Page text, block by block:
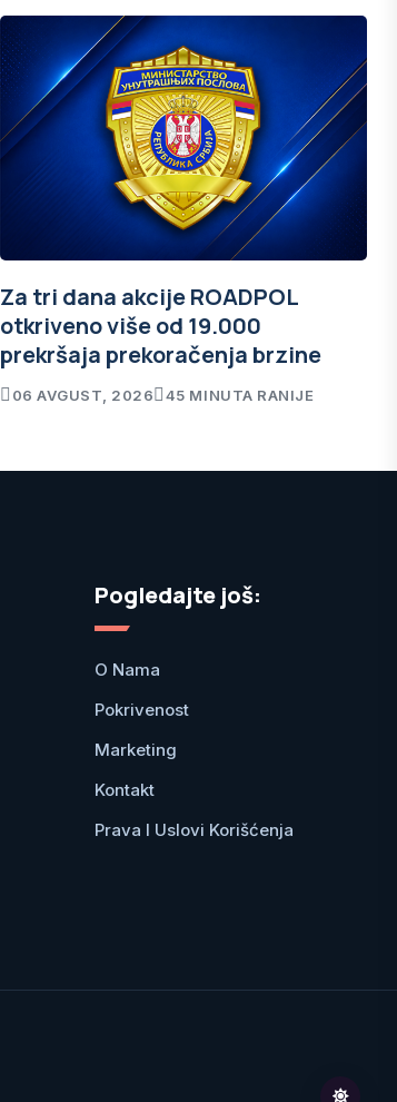
Za tri dana akcije ROADPOL
otkriveno više od 19.000
prekršaja prekoračenja brzine
06 AVGUST, 2026 45 MINUTA RANIJE
Pogledajte još:
O Nama
Pokrivenost
Marketing
Kontakt
Prava I Uslovi Korišćenja